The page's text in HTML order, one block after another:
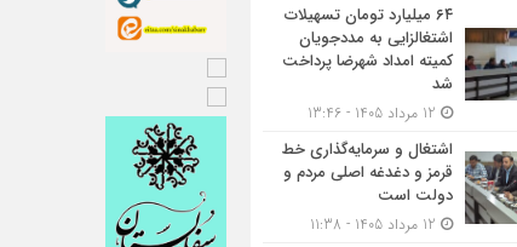
۶۴ میلیارد تومان تسهیلات
اشتغالزایی به مددجویان
کمیته امداد شهرضا پرداخت
شد
اشتغال و سرمایه‌گذاری خط
قرمز و دغدغه اصلی مردم و
دولت است